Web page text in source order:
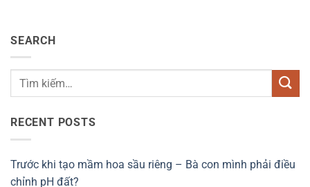
SEARCH
RECENT POSTS
Trước khi tạo mầm hoa sầu riêng – Bà con mình phải điều
chỉnh pH đất?